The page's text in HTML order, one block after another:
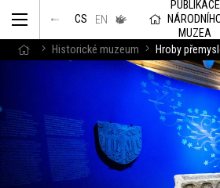
CS EN
v českém
jazyce
PUBLIKACE
MUZEA
Historické muzeum
Hroby